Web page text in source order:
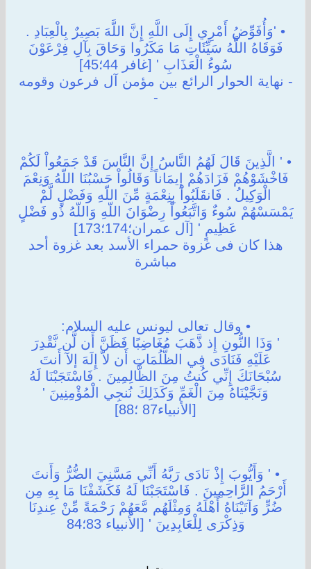
• 'وَأُفَوِّضُ أَمْرِي إِلَى اللَّهِ إِنَّ اللَّهَ بَصِيرٌ بِالْعِبَادِ .
فَوَقَاهُ اللَّهُ سَيِّئَاتِ مَا مَكَرُوا وَحَاقَ بِآلِ فِرْعَوْنَ
سُوءُ الْعَذَابِ ' [غافر 44؛45]
- نهاية الحوار الرائع بين مؤمن آل فرعون وقومه
-
• ' الَّذِينَ قَالَ لَهُمُ النَّاسُ إِنَّ النَّاسَ قَدْ جَمَعُواْ لَكُمْ
فَاخْشَوْهُمْ فَزَادَهُمْ إِيمَاناً وَقَالُواْ حَسْبُنَا اللّهُ وَنِعْمَ
الْوَكِيلُ . فَانقَلَبُواْ بِنِعْمَةٍ مِّنَ اللّهِ وَفَضْلٍ لَّمْ
يَمْسَسْهُمْ سُوءٌ وَاتَّبَعُواْ رِضْوَانَ اللّهِ وَاللّهُ ذُو فَضْلٍ
عَظِيمٍ ' [آل عمران؛174؛173]
هذا كان فى غزوة حمراء الأسد بعد غزوة أحد
مباشرة
• وقال تعالى ليونس عليه السلام:
' وَذَا النُّونِ إِذ ذَّهَبَ مُغَاضِبًا فَظَنَّ أَن لَّن نَّقْدِرَ
عَلَيْهِ فَنَادَى فِي الظُّلُمَاتِ أَن لاّ إِلَهَ إلآ أَنتَ
سُبْحَانَكَ إِنِّي كُنتُ مِنَ الظَّالِمِينَ . فَاسْتَجَبْنَا لَهُ
وَنَجَّيْنَاهُ مِنَ الْغَمِّ وَكَذَلِكَ نُنجِي الْمُؤْمِنِينَ '
[الأنبياء87 ؛88]
• ' وَأَيُّوبَ إِذْ نَادَى رَبَّهُ أَنِّي مَسَّنِيَ الضُّرُّ وَأَنتَ
أَرْحَمُ الرَّاحِمِينَ . فَاسْتَجَبْنَا لَهُ فَكَشَفْنَا مَا بِهِ مِن
ضُرٍّ وَآتَيْنَاهُ أَهْلَهُ وَمِثْلَهُم مَّعَهُمْ رَحْمَةً مِّنْ عِندِنَا
وَذِكْرَى لِلْعَابِدِينَ ' [الأنبياء 83؛84